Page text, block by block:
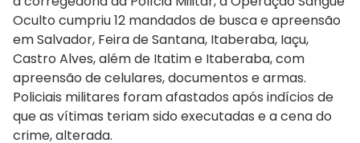
Oculto cumpriu 12 mandados de busca e apreensão
em Salvador, Feira de Santana, Itaberaba, Iaçu,
Castro Alves, além de Itatim e Itaberaba, com
apreensão de celulares, documentos e armas.
Policiais militares foram afastados após indícios de
que as vítimas teriam sido executadas e a cena do
crime, alterada.